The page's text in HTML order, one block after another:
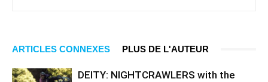
ARTICLES CONNEXES PLUS DE L'AUTEUR
DEITY: NIGHTCRAWLERS with the